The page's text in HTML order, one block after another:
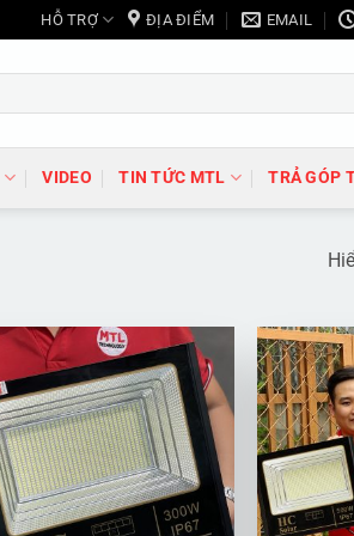
HỖ TRỢ ĐỊA ĐIỂM EMAIL
VIDEO TIN TỨC MTL TRẢ GÓP